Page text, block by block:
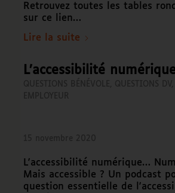
Retrouvez toutes les tables
sur ce lien…
Lire la suite
L’accessibilité
L'accessibilité numérique…
Mais accessible ? Un podcast
question essentielle de